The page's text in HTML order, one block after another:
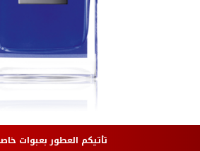
تأتيكم العطور بعبوات